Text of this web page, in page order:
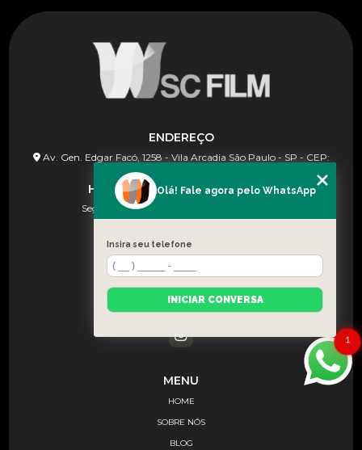
ENDEREÇO
Av. Gen. Edgar Facó, 1258 - Vila Arcadia São Paulo - SP - CEP:
HORÁRIO DE FUNCIONAMENTO
Seg à Sex (08h às 18h) e Sab (08:30–13:00)
CONTATOS
(11) 91367-2222
contato@wscfilm.com.br
MENU
HOME
SOBRE NÓS
BLOG
1
Olá! Fale agora pelo WhatsApp
Insira seu telefone
INICIAR CONVERSA